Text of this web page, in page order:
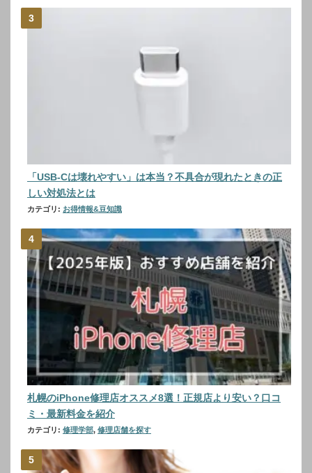
「USB-Cは壊れやすい」は本当？不具合が現れたときの正
しい対処法とは
カテゴリ: お得情報&豆知識
札幌のiPhone修理店オススメ8選！正規店より安い？口コ
ミ・最新料金を紹介
カテゴリ: 修理学部, 修理店舗を探す